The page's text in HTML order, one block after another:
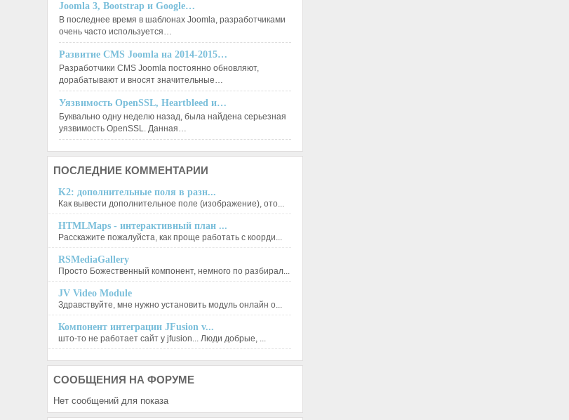
Joomla 3, Bootstrap и Google…
В последнее время в шаблонах Joomla, разработчиками
очень часто используется…
Развитие CMS Joomla на 2014-2015…
Разработчики CMS Joomla постоянно обновляют,
дорабатывают и вносят значительные…
Уязвимость OpenSSL, Heartbleed и…
Буквально одну неделю назад, была найдена серьезная
уязвимость OpenSSL. Данная…
ПОСЛЕДНИЕ КОММЕНТАРИИ
K2: дополнительные поля в разн...
Как вывести дополнительное поле (изображение), ото...
HTMLMaps - интерактивный план ...
Расскажите пожалуйста, как проще работать с коорди...
RSMediaGallery
Просто Божественный компонент, немного по разбирал...
JV Video Module
Здравствуйте, мне нужно установить модуль онлайн о...
Компонент интеграции JFusion v...
што-то не работает сайт у jfusion... Люди добрые, ...
СООБЩЕНИЯ НА ФОРУМЕ
Нет сообщений для показа